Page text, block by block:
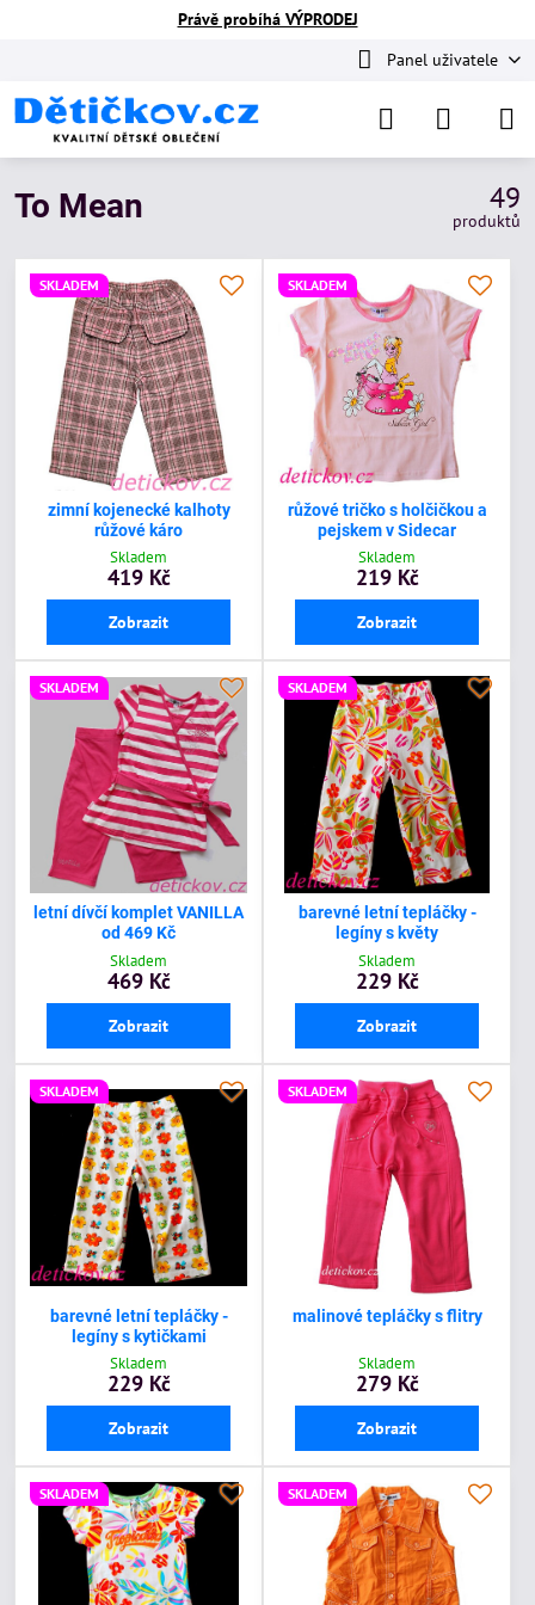
Právě probíhá VÝPRODEJ
Panel uživatele
To Mean 49
produktů
SKLADEM
zimní kojenecké kalhoty
růžové káro
Skladem
419 Kč
Zobrazit
SKLADEM
růžové tričko s holčičkou a
pejskem v Sidecar
Skladem
219 Kč
Zobrazit
SKLADEM
letní dívčí komplet VANILLA
od 469 Kč
Skladem
469 Kč
Zobrazit
SKLADEM
barevné letní tepláčky -
legíny s květy
Skladem
229 Kč
Zobrazit
SKLADEM
barevné letní tepláčky -
legíny s kytičkami
Skladem
229 Kč
Zobrazit
SKLADEM
malinové tepláčky s flitry
Skladem
279 Kč
Zobrazit
SKLADEM SKLADEM